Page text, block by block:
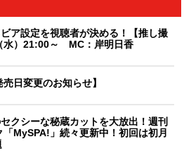
ア設定を視聴者が決める！【推し撮
水）21:00～ MC：岸明日香
日変更のお知らせ】
セクシーな秘蔵カットを大放出！週刊
MySPA!」続々更新中！初回は初月